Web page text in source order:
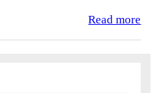
Read more